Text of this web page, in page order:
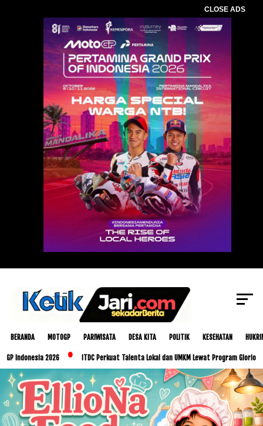
CLOSE ADS
BERANDA MOTOGP PARIWISATA DESA KITA POLITIK KESEHATAN
2026 ITDC Perkuat Talenta Lokal dan UMKM Lewat Program Glorious Golo